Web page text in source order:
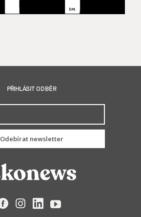
PŘIHLÁSIT ODBĚR
Odebírat newsletter
FacebookInstagramLinkedIn
YouTube